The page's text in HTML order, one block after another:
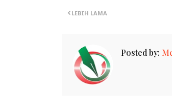
LEBIH LAMA
Posted by: